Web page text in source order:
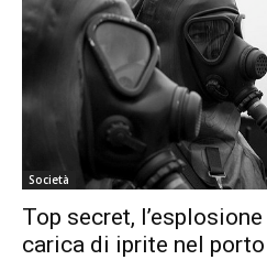
Società
Top secret,
carica di iprite nel